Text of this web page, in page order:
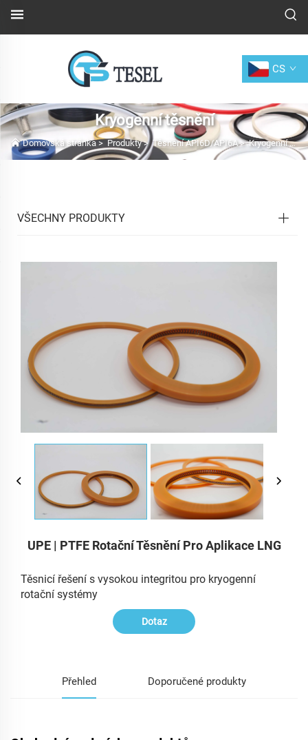
CS
Kryogenní těsnění
Domovská stránka> Produkty>Těsnění API6D/API6A>Kryogenní těsnění
VŠECHNY PRODUKTY
UPE | PTFE Rotační Těsnění Pro Aplikace LNG
Těsnicí řešení s vysokou integritou pro kryogenní
rotační systémy
Dotaz
Přehled Doporučené produkty